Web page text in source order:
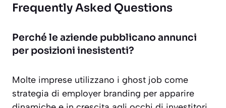
Frequently Asked Questions
Perché le aziende pubblicano annunci
per posizioni inesistenti?
Molte imprese utilizzano i ghost job come
strategia di employer branding per apparire